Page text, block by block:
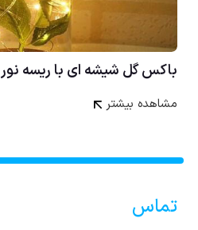
باکس گل شیشه ای با ریسه نور
مشاهده بیشتر
تماس